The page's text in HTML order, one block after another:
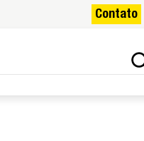
Contato